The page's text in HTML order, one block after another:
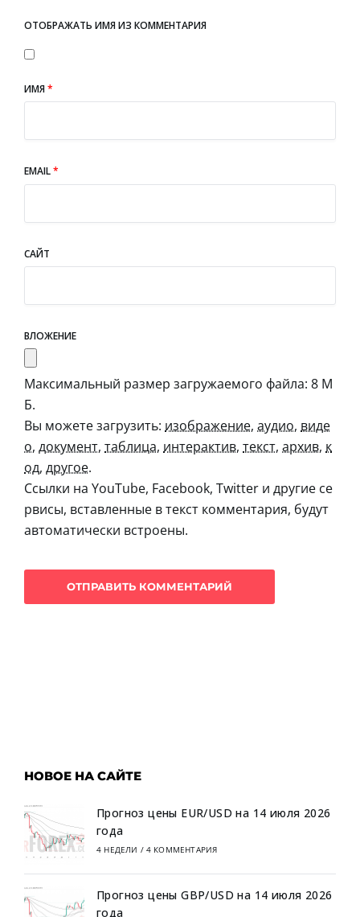
ОТОБРАЖАТЬ ИМЯ ИЗ КОММЕНТАРИЯ
ИМЯ*
EMAIL*
САЙТ
ВЛОЖЕНИЕ
Максимальный размер загружаемого файла: 8 М
Б.
Вы можете загрузить: изображение, аудио, виде
о, документ, таблица, интерактив, текст, архив, к
од, другое.
Ссылки на YouTube, Facebook, Twitter и другие се
рвисы, вставленные в текст комментария, будут
автоматически встроены.
НОВОЕ НА САЙТЕ
Прогноз цены EUR/USD на 14 июля 2026
года
4 НЕДЕЛИ / 4 КОММЕНТАРИЯ
Прогноз цены GBP/USD на 14 июля 2026
года